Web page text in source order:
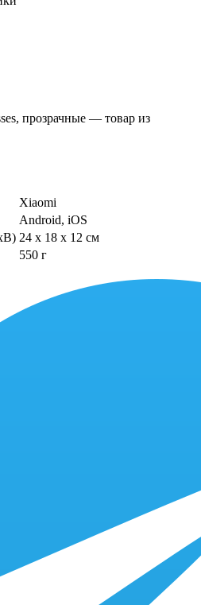
прозрачные — товар из
Xiaomi
Android, iOS
24 x 18 x 12 см
550 г